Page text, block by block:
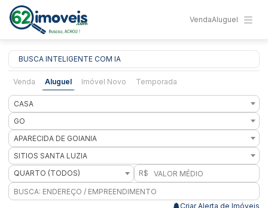
VendaAluguel
BUSCA INTELIGENTE COM IA
Venda Aluguel Imóvel Novo Temporada
CASA
GO
APARECIDA DE GOIANIA
SITIOS SANTA LUZIA
QUARTO (TODOS)
R$
Criar Alerta de Imóveis